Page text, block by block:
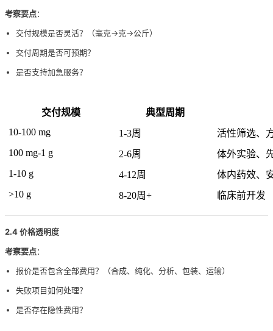
考察要点：
交付规模是否灵活？（毫克→克→公斤）
交付周期是否可预期？
是否支持加急服务？
交付规模
典型周期
10-100 mg
1-3周
活性筛选、
100 mg-1 g
2-6周
体外实验、
1-10 g
4-12周
体内药效、
>10 g
8-20周+ 临床前开发
2.4 价格透明度
考察要点：
报价是否包含全部费用？（合成、纯化、分析、包装、运输）
失败项目如何处理？
是否存在隐性费用？